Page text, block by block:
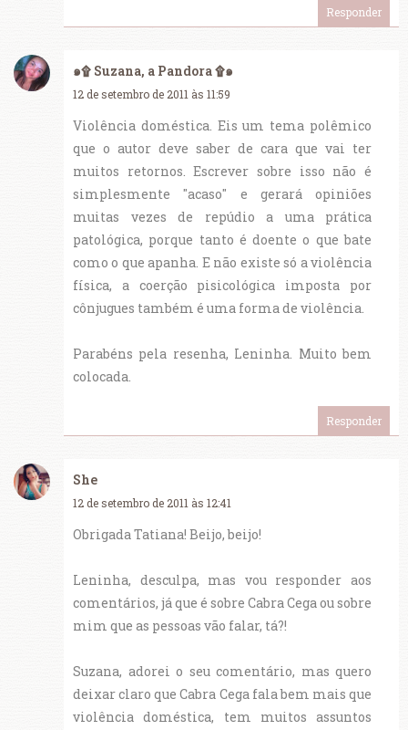
Responder
๑۩ Suzana, a Pandora ۩๑
12 de setembro de 2011 às 11:59
Violência doméstica. Eis um tema polêmico
que o autor deve saber de cara que vai ter
muitos retornos. Escrever sobre isso não é
simplesmente "acaso" e gerará opiniões
muitas vezes de repúdio a uma prática
patológica, porque tanto é doente o que bate
como o que apanha. E não existe só a violência
física, a coerção pisicológica imposta por
cônjugues também é uma forma de violência.
Parabéns pela resenha, Leninha. Muito bem
colocada.
Responder
She
12 de setembro de 2011 às 12:41
Obrigada Tatiana! Beijo, beijo!
Leninha, desculpa, mas vou responder aos
comentários, já que é sobre Cabra Cega ou sobre
mim que as pessoas vão falar, tá?!
Suzana, adorei o seu comentário, mas quero
deixar claro que Cabra Cega fala bem mais que
violência doméstica, tem muitos assuntos